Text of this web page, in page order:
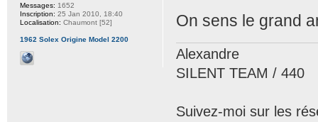
On sens le grand
Alexandre
SILENT TEAM / 440
Suivez-moi sur les
Messages: 1652
Inscription: 25 Jan 2010, 18:40
Localisation: Chaumont [52]
1962 Solex Origine Model 2200